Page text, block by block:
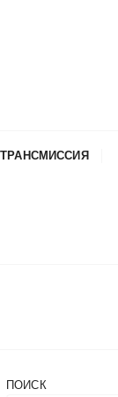
ТРАНСМИССИЯ
ПОИСК